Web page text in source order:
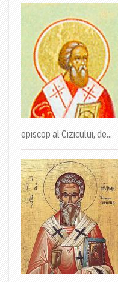
episcop al Cizicului, de...